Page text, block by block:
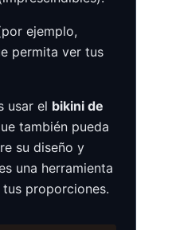
ejemplo,
permita ver tus
usar el bikini de
también pueda
su diseño y
una herramienta
proporciones.